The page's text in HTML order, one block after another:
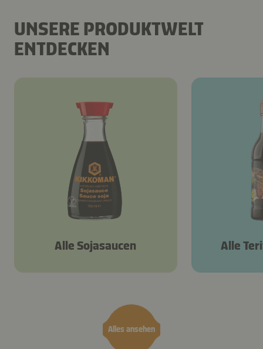
UNSERE PRODUKTWELT
ENTDECKEN
Alles ansehen
Alle Sojasaucen Alle